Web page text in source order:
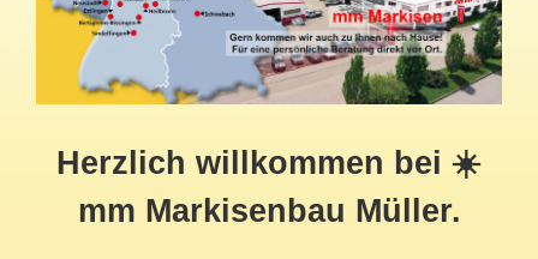
Herzlich willkommen bei ☀️
mm Markisenbau Müller.